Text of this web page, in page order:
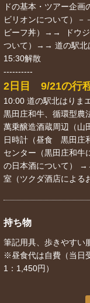
ドの基本・ツアー企
ビリオンについて）
ビーフ丼）→→ ドウジ
ついて）→→ 道の駅北
15:30解散
----------
2日目 9/21の行
10:00 道の駅北はりま
黒田庄和牛、循環型
萬乗醸造酒蔵周辺（
日時計（昼食 黒田庄
センター（黒田庄和
の日本酒について）
室（ツクダ酒店による
持ち物
筆記用具、歩きやすい
※昼食代は自費（当日
1：1,450円）